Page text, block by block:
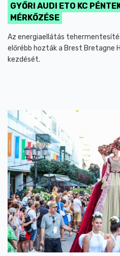
GYŐRI AUDI ETO KC
MÉRKŐZÉSE
Az energiaellátás
előrébb hozták a Brest Bretagne
kezdését.